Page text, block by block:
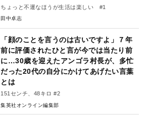
ちょっと不運なほうが生活は楽しい #1
田中卓志
「顔のことを言うのは古いですよ」７年
前に評価されたひと言が今では当たり前
に…30歳を迎えたアンゴラ村長が、多忙
だった20代の自分にかけてあげたい言葉
とは
151センチ、48キロ #2
集英社オンライン編集部